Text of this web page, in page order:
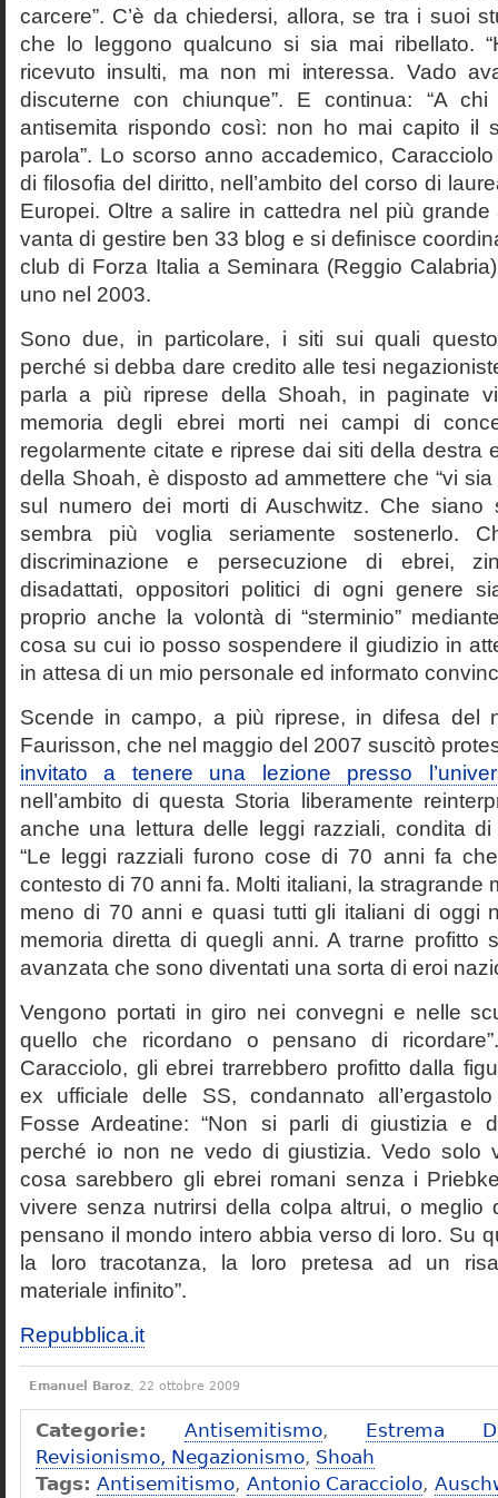
carcere”. C’è da chiedersi, allora, se tra i suoi
che lo leggono qualcuno si sia mai ribellato.
ricevuto insulti, ma non mi interessa. Vado
discuterne con chiunque”. E continua: “A
antisemita rispondo così: non ho mai capito il
parola”. Lo scorso anno accademico,
di filosofia del diritto, nell’ambito del corso di
Europei. Oltre a salire in cattedra nel più grande
vanta di gestire ben 33 blog e si definisce
club di Forza Italia a Seminara (Reggio
uno nel 2003.
Sono due, in particolare, i siti sui quali
perché si debba dare credito alle tesi
parla a più riprese della Shoah, in paginate
memoria degli ebrei morti nei campi di
regolarmente citate e riprese dai siti della destra
della Shoah, è disposto ad ammettere che “vi
sul numero dei morti di Auschwitz. Che siano
sembra più voglia seriamente sostenerlo.
discriminazione e persecuzione di ebrei,
disadattati, oppositori politici di ogni genere
proprio anche la volontà di “sterminio”
cosa su cui io posso sospendere il giudizio in
in attesa di un mio personale ed informato
Scende in campo, a più riprese, in difesa del
Faurisson, che nel maggio del 2007 suscitò
invitato a tenere una lezione presso
nell’ambito di questa Storia liberamente
anche una lettura delle leggi razziali, condita di
“Le leggi razziali furono cose di 70 anni fa
contesto di 70 anni fa. Molti italiani, la stragrande
meno di 70 anni e quasi tutti gli italiani di oggi
memoria diretta di quegli anni. A trarne profitto
avanzata che sono diventati una sorta di eroi
Vengono portati in giro nei convegni e nelle
quello che ricordano o pensano di
Caracciolo, gli ebrei trarrebbero profitto dalla
ex ufficiale delle SS, condannato
Fosse Ardeatine: “Non si parli di giustizia e
perché io non ne vedo di giustizia. Vedo solo
cosa sarebbero gli ebrei romani senza i
vivere senza nutrirsi della colpa altrui, o meglio
pensano il mondo intero abbia verso di loro. Su
la loro tracotanza, la loro pretesa ad un
materiale infinito”.
Repubblica.it
Emanuel Baroz, 22 ottobre 2009
Categorie: Antisemitismo, Estrema
Revisionismo, Negazionismo, Shoah
Tags: Antisemitismo, Antonio Caracciolo,